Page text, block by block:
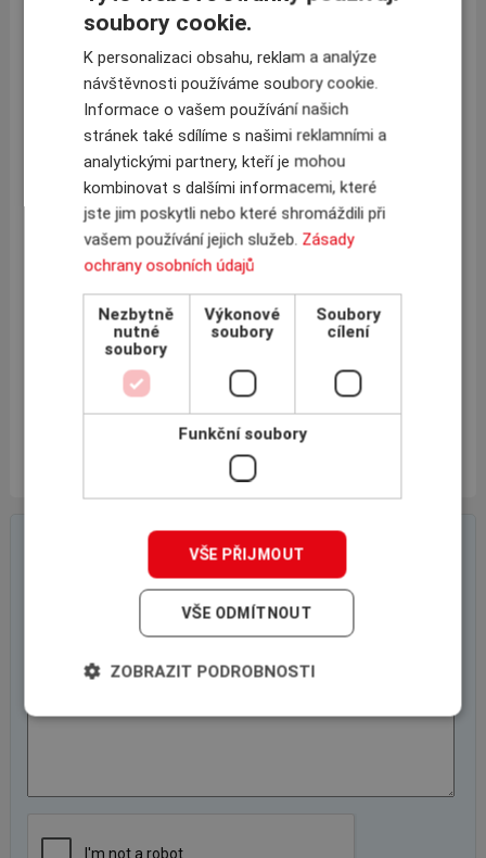
Významní čeští módní návrháři se spojili, aby
vytvořili modely nesoucí příběhy mladých žen, které zastihla
rakovina prsu v nejméně očekávanou dobu. Poznejte jejich
Euler Hermes doporučuje 10 kroků, jak mít
pohledávky pod kontrolou
každému podnikateli. Působí problémy v oblasti cash flow a v
konečném důsledku mohou ovlivnit i výši ziskových marží.
Jedinou účinnou...
« první ‹ předchozí … 18
22 23
následující ›
On-line poptávkový formulář
soubory cookie.
K personalizaci obsahu, reklam a analýze
návštěvnosti používáme soubory cookie.
Informace o vašem používání našich
stránek také sdílíme s našimi reklamními a
analytickými partnery, kteří je mohou
kombinovat s dalšími informacemi, které
jste jim poskytli nebo které shromáždili při
vašem používání jejich služeb. Zásady
ochrany osobních údajů
Nezbytně
nutné
soubory
Výkonové
soubory
Soubory
cílení
Funkční soubory
VŠE PŘIJMOUT
VŠE ODMÍTNOUT
ZOBRAZIT PODROBNOSTI